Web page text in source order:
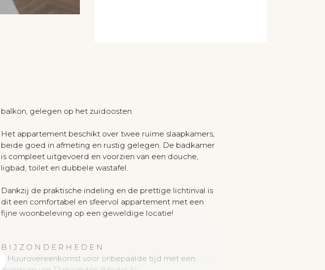
balkon, gelegen op het zuidoosten.
Het appartement beschikt over twee ruime slaapkamers,
beide goed in afmeting en rustig gelegen. De badkamer
is compleet uitgevoerd en voorzien van een douche,
ligbad, toilet en dubbele wastafel.
Dankzij de praktische indeling en de prettige lichtinval is
dit een comfortabel en sfeervol appartement met een
fijne woonbeleving op een geweldige locatie!
B I J Z O N D E R H E D E N
+ Huurovereenkomst voor onbepaalde tijd met een